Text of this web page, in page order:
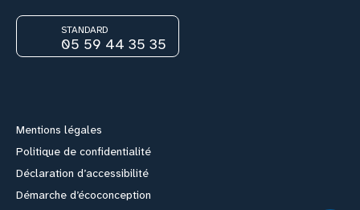
STANDARD
05 59 44 35 35
Mentions légales
Politique de confidentialité
Déclaration d’accessibilité
Démarche d’écoconception